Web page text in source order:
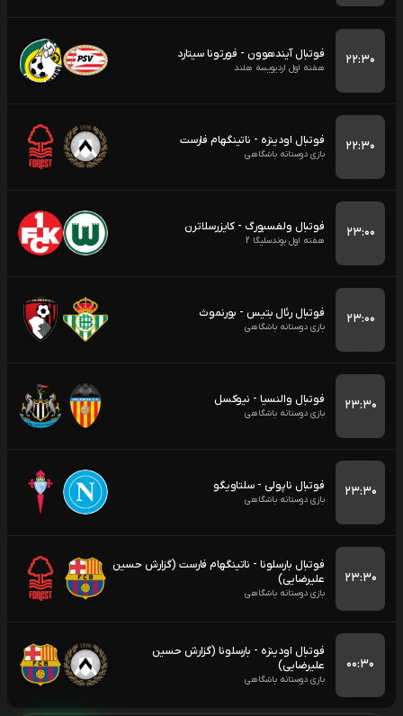
۲۲:۳۰ فوتبال آیندهوون - فورتونا سیتارد
هفته اول اردیویسه هلند
۲۲:۳۰ فوتبال اودینزه - ناتینگهام فارست
بازی دوستانه باشگاهی
۲۳:۰۰ فوتبال ولفسبورگ - کایزرسلاترن
هفته اول بوندسلیگا 2
۲۳:۰۰ فوتبال رئال بتیس - بورنموث
بازی دوستانه باشگاهی
۲۳:۳۰ فوتبال والنسیا - نیوکسل
بازی دوستانه باشگاهی
۲۳:۳۰ فوتبال ناپولی - سلتاویگو
بازی دوستانه باشگاهی
۲۳:۳۰
فوتبال بارسلونا - ناتینگهام فارست (گزارش حسین
علیرضایی)
بازی دوستانه باشگاهی
۰۰:۳۰
فوتبال اودینزه - بارسلونا (گزارش حسین
علیرضایی)
بازی دوستانه باشگاهی